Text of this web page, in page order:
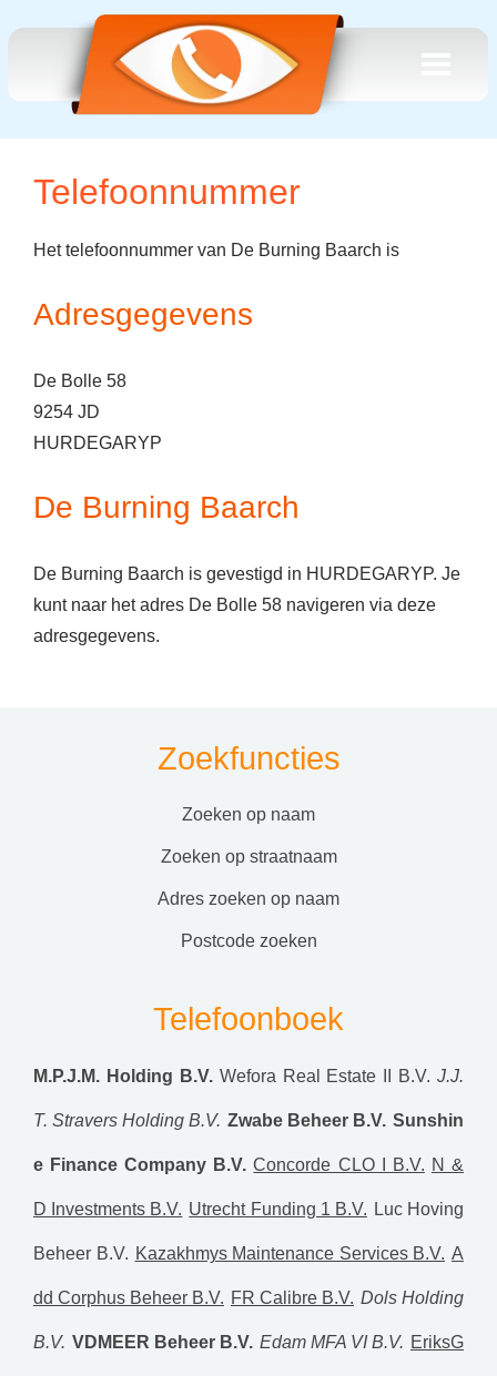
Telefoonnummer
Het telefoonnummer van De Burning Baarch is
Adresgegevens
De Bolle 58
9254 JD
HURDEGARYP
De Burning Baarch
De Burning Baarch is gevestigd in HURDEGARYP. Je
kunt naar het adres De Bolle 58 navigeren via deze
adresgegevens.
Zoekfuncties
zoeken op naam
zoeken op straatnaam
adres zoeken op naam
postcode zoeken
Telefoonboek
M.P.J.M. Holding B.V. Wefora Real Estate II B.V. J.J.
T. Stravers Holding B.V. Zwabe Beheer B.V. Sunshin
e Finance Company B.V. Concorde CLO I B.V. N &
D Investments B.V. Utrecht Funding 1 B.V. Luc Hoving
Beheer B.V. Kazakhmys Maintenance Services B.V. A
dd Corphus Beheer B.V. FR Calibre B.V. Dols Holding
B.V. VDMEER Beheer B.V. Edam MFA VI B.V. EriksG